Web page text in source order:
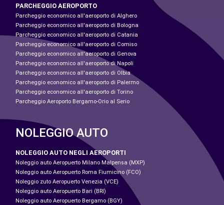
PARCHEGGIO AEROPORTO
Parcheggio economico all'aeroporto di Alghero
Parcheggio economico all'aeroporto di Bologna
Parcheggio economico all'aeroporto di Catania
Parcheggio economico all'aeroporto di Comiso
Parcheggio economico all'aeroporto di Genova
Parcheggio economico all'aeroporto di Napoli
Parcheggio economico all'aeroporto di Olbia
Parcheggio economico all'aeroporto di Palermo
Parcheggio economico all'aeroporto di Torino
Parcheggio Aeroporto Bergamo-Orio al Serio
NOLEGGIO AUTO
NOLEGGIO AUTO NEGLI AEROPORTI
Noleggio auto Aeropuerto Milano Malpensa (MXP)
Noleggio auto Aeropuerto Roma Fiumicino (FCO)
Noleggio zuto Aeropuerto Venezia (VCE)
Noleggio auto Aeropuerto Bari (BRI)
Noleggio auto Aeropuerto Bergamo (BGY)